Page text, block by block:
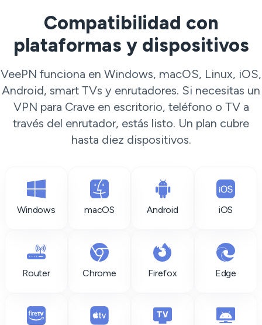
Compatibilidad con
plataformas y dispositivos
VeePN funciona en Windows, macOS, Linux, iOS,
Android, smart TVs y enrutadores. Si necesitas un
VPN para Crave en escritorio, teléfono o TV a
través del enrutador, estás listo. Un plan cubre
hasta diez dispositivos.
Windows macOS Android iOS
Router Chrome Firefox Edge